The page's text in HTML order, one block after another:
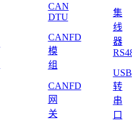
CAN
DTU
CANFD
模
组
CANFD
网
关
集
线
器
USB
转
串
口